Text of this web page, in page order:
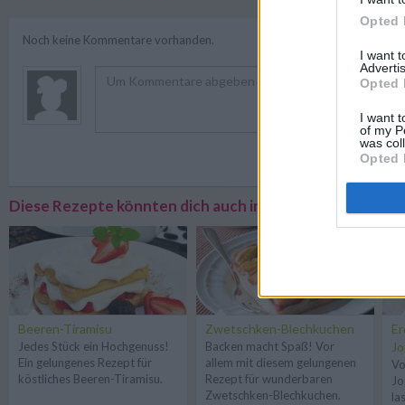
Opted
I want
Opted
I want
of my
was
Opted
Noch keine Kommentare vorhanden.
Diese Rezepte könnten dich auch interessieren
Beeren-Tiramisu
Jedes Stück ein Hochgenuss!
Ein gelungenes Rezept für
köstliches Beeren-Tiramisu.
Zwetschken-Blechkuchen
Backen macht Spaß! Vor
allem mit diesem gelungenen
Rezept für wunderbaren
Zwetschken-Blechkuchen.